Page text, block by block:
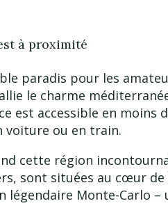
à proximité
paradis pour les
le charme
accessible en moins
voiture ou en train.
cette région
sont situées au cœur
Monte-Carlo